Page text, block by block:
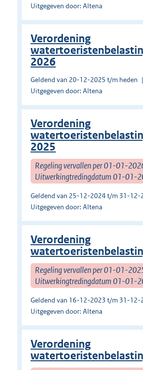
Uitgegeven door: Altena
Verordening
2026
Geldend van 20-12-2025 t/m heden
Uitgegeven door: Altena
Verordening
2025
Regeling vervallen per 01-01-
Uitwerkingtredingdatum 01-01-
Geldend van 25-12-2024 t/m 31-12-
Uitgegeven door: Altena
Verordening
Regeling vervallen per 01-01-
Uitwerkingtredingdatum 01-01-
Geldend van 16-12-2023 t/m 31-12-
Uitgegeven door: Altena
Verordening